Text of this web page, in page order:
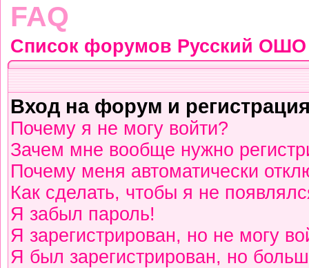
FAQ
Список форумов Русский ОШО
Вход на форум и
Почему я не могу войти?
Зачем мне вообще нужно
Почему меня автоматически
Как сделать, чтобы я не
Я забыл пароль!
Я зарегистрирован, но не могу
Я был зарегистрирован, но